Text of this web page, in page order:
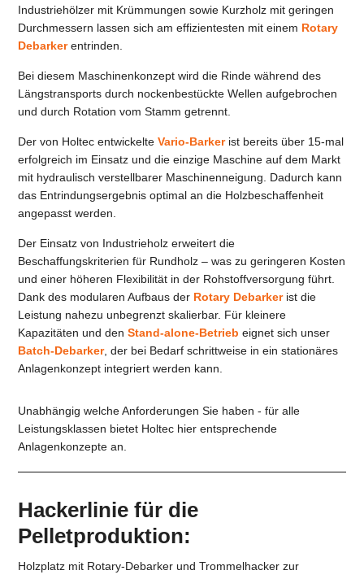
Industriehölzer mit Krümmungen sowie Kurzholz mit geringen
Durchmessern lassen sich am effizientesten mit einem Rotary
Debarkerentrinden.
Bei diesem Maschinenkonzept wird die Rinde während des
Längstransports durch nockenbestückte Wellen aufgebrochen
und durch Rotation vom Stamm getrennt.
Der von Holtec entwickelteVario-Barkerist bereits über 15-mal
erfolgreich im Einsatz und die einzige Maschine auf dem Markt
mit hydraulisch verstellbarer Maschinenneigung. Dadurch kann
das Entrindungsergebnis optimal an die Holzbeschaffenheit
angepasst werden.
Der Einsatz von Industrieholz erweitert die
Beschaffungskriterien für Rundholz – was zu geringeren Kosten
und einer höheren Flexibilität in der Rohstoffversorgung führt.
Dank des modularen Aufbaus der Rotary Debarkerist die
Leistung nahezu unbegrenzt skalierbar. Für kleinere
Kapazitäten und denStand-alone-Betrieb eignet sich unser
Batch-Debarker, der bei Bedarf schrittweise in ein stationäres
Anlagenkonzept integriert werden kann.
Unabhängig welche Anforderungen Sie haben - für alle
Leistungsklassen bietet Holtec hier entsprechende
Anlagenkonzepte an.
Hackerlinie für die
Pelletproduktion:
Holzplatz mit Rotary-Debarker und Trommelhacker zur